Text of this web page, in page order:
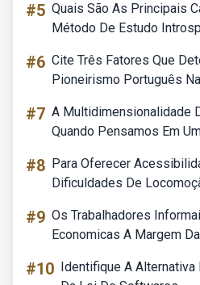
#5 Quais São As Principais
Método De Estudo
#6 Cite Três Fatores Que
Pioneirismo Português
#7 A Multidimensionalidade
Quando Pensamos Em
#8 Para Oferecer
Dificuldades De
#9 Os Trabalhadores
Economicas A Margem
#10 Identifique A Alternativa